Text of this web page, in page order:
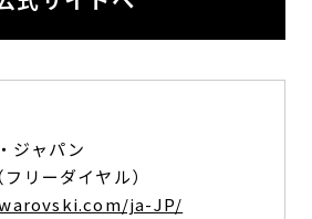
ジャパン
リーダイヤル）
ja-JP/